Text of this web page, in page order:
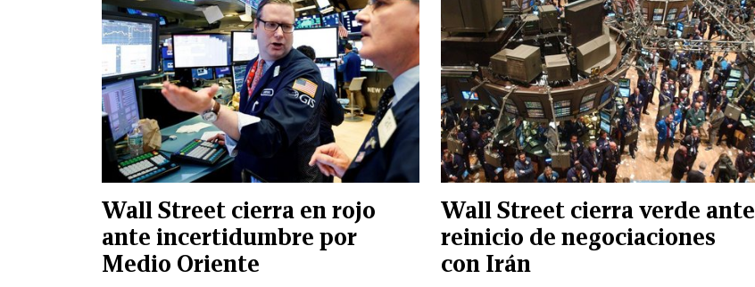
Wall Street cierra en rojo
ante incertidumbre por
Medio Oriente
Wall Street cierra verde ante
reinicio de negociaciones
con Irán